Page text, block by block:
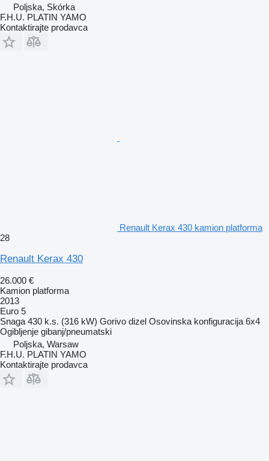
Poljska, Skórka
F.H.U. PLATIN YAMO
Kontaktirajte prodavca
Renault Kerax 430 kamion platforma
28
Renault Kerax 430
26.000 €
Kamion platforma
2013
Euro 5
Snaga 430 k.s. (316 kW) Gorivo dizel Osovinska konfiguracija 6x4
Ogibljenje gibanj/pneumatski
Poljska, Warsaw
F.H.U. PLATIN YAMO
Kontaktirajte prodavca